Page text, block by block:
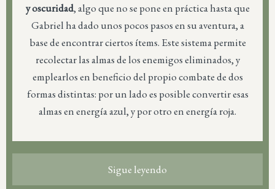
y oscuridad, algo que no se pone en práctica hasta que
Gabriel ha dado unos pocos pasos en su aventura, a
base de encontrar ciertos ítems. Este sistema permite
recolectar las almas de los enemigos eliminados, y
emplearlos en beneficio del propio combate de dos
formas distintas: por un lado es posible convertir esas
almas en energía azul, y por otro en energía roja.
Sigue leyendo